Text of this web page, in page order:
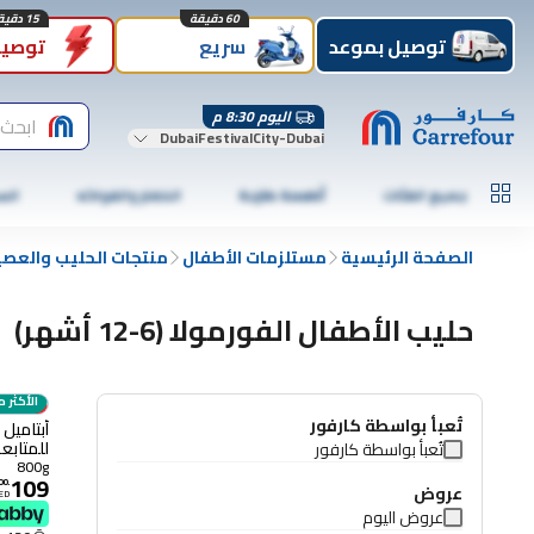
توصيل بموعد سريع
60 دقيقة 15 دقيقة
اليوم 8:30 م
DubaiFestivalCity-Dubai
جميع الفئات أطعمة طازجة الخضار والفواكه
الصفحة الرئيسية مستلزمات الأطفال منتجات الحليب
حليب الأطفال الفورمولا (6-12 أشهر)
تُعبأ بواسطة كارفور
تُعبأ بواسطة كارفور
عروض
عروض اليوم
الأكثر
حزمة
800g
109
.